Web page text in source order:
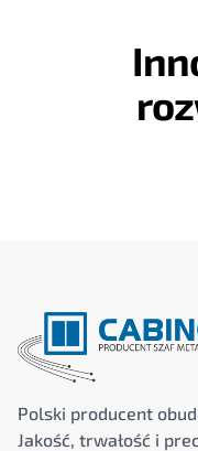
Polski producent
Jakość, trwałość i